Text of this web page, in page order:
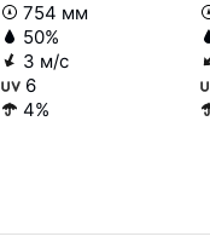
754 мм
50%
3 м/с
6
4%